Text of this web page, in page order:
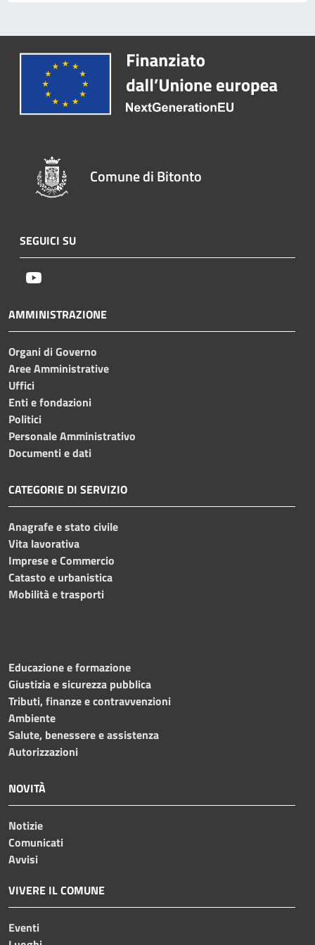
Comune di Bitonto
SEGUICI SU
AMMINISTRAZIONE
Organi di Governo
Aree Amministrative
Uffici
Enti e fondazioni
Politici
Personale Amministrativo
Documenti e dati
CATEGORIE DI SERVIZIO
Anagrafe e stato civile
Vita lavorativa
Imprese e Commercio
Catasto e urbanistica
Mobilità e trasporti
Educazione e formazione
Giustizia e sicurezza pubblica
Tributi, finanze e contravvenzioni
Ambiente
Salute, benessere e assistenza
Autorizzazioni
NOVITÀ
Notizie
Comunicati
Avvisi
VIVERE IL COMUNE
Eventi